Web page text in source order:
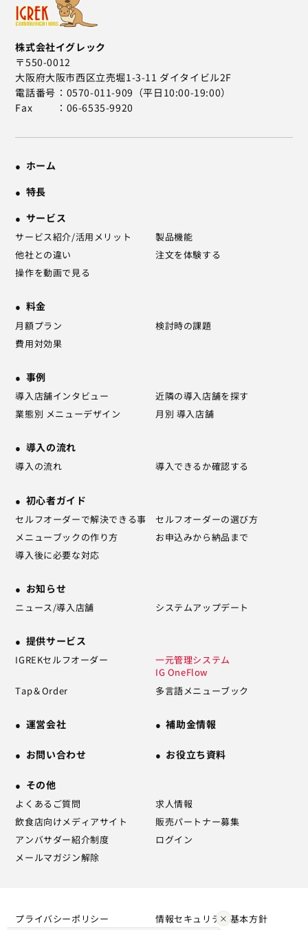
株式会社イグレック
〒550-0012
大阪府大阪市西区立売堀1-3-11 ダイタイビル2F
電話番号
0570-011-909（平日10:00-19:00）
Fax
06-6535-9920
ホーム
特長
サービス
サービス紹介/活用メリット
製品機能
他社との違い
注文を体験する
操作を動画で見る
料金
月額プラン
検討時の課題
費用対効果
事例
導入店舗インタビュー
近隣の導入店舗を探す
業態別 メニューデザイン
月別 導入店舗
導入の流れ
導入の流れ 導入できるか確認する
初心者ガイド
セルフオーダーで解決できる事
セルフオーダーの選び方
メニューブックの作り方
お申込みから納品まで
導入後に必要な対応
お知らせ
ニュース/導入店舗 システムアップデート
提供サービス
IGREKセルフオーダー
一元管理システム
IG OneFlow
Tap＆Order
多言語メニューブック
運営会社 補助金情報
お問い合わせ お役立ち資料
その他
よくあるご質問
求人情報
飲食店向けメディアサイト
販売パートナー募集
アンバサダー紹介制度
ログイン
メールマガジン解除
プライバシーポリシー 情報セキュリティ基本方針